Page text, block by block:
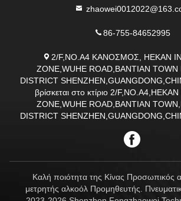
86-755-84652995
2/F,NO.A4 ΚΑΝΟΣΜΟΣ, HEKAN
ZONE,WUHE ROAD,BANTIAN TOWN
DISTRICT
βρίσκεται στο κτίριο 2/
ZONE,WUHE ROAD,BANTIAN
DISTRICT
Καλή ποιότητα της Κίνας Προσωπικός
μετρητής αλκοόλ Προμηθευτής.